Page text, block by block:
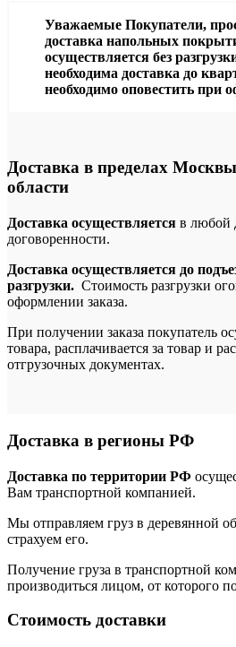
Уважаемые Покупатели,
доставка напольных
осуществляется без
необходима доставка до
необходимо оповестить при
Доставка в пределах
области
Доставка осуществляется в любой
договоренности.
Доставка осуществляется до
разгрузки. Стоимость разгрузки
оформлении заказа.
При получении заказа покупатель
товара, расплачивается за товар и
отгрузочных документах.
Доставка в регионы РФ
Доставка по территории РФ
Вам транспортной компанией.
Мы отправляем груз в деревянной
страхуем его.
Получение груза в транспортной
производиться лицом, от которого
Стоимость доставки